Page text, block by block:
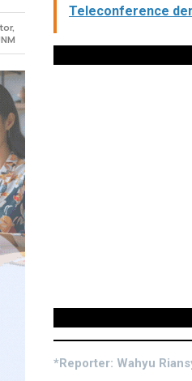
Teleconference
*Reporter: Wahyu